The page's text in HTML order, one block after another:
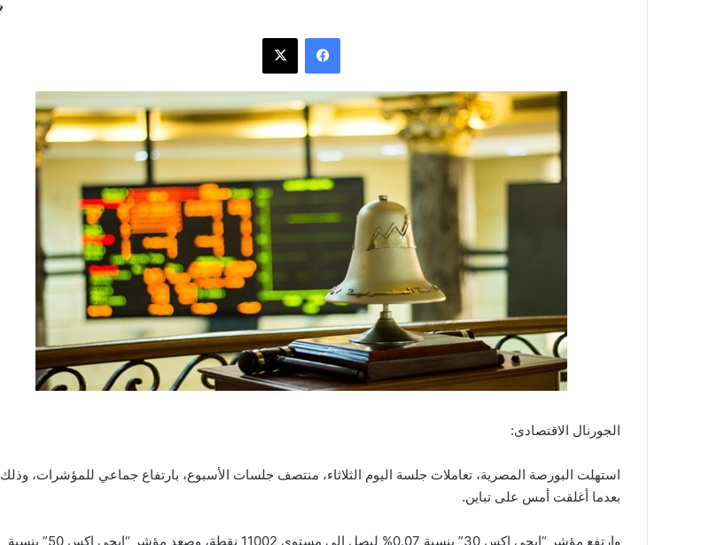
فيسبوك ‫X
الجورنال الاقتصادى:
استهلت البورصة المصرية، تعاملات جلسة اليوم الثلاثاء، منتصف جلسات الأسبوع، بارتفاع جماعي للمؤشرات، وذلك
بعدما أغلقت أمس على تباين.
وارتفع مؤشر “إيجي إكس 30” بنسبة 0.07% ليصل إلى مستوى 11002 نقطة، وصعد مؤشر “إيجي إكس 50” بنسبة